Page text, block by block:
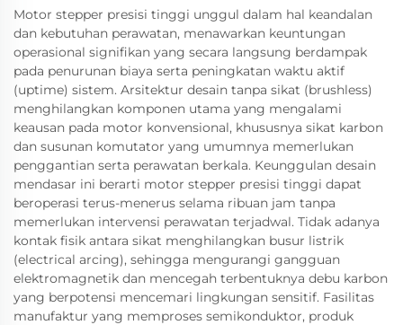
Motor stepper presisi tinggi unggul dalam hal keandalan
dan kebutuhan perawatan, menawarkan keuntungan
operasional signifikan yang secara langsung berdampak
pada penurunan biaya serta peningkatan waktu aktif
(uptime) sistem. Arsitektur desain tanpa sikat (brushless)
menghilangkan komponen utama yang mengalami
keausan pada motor konvensional, khususnya sikat karbon
dan susunan komutator yang umumnya memerlukan
penggantian serta perawatan berkala. Keunggulan desain
mendasar ini berarti motor stepper presisi tinggi dapat
beroperasi terus-menerus selama ribuan jam tanpa
memerlukan intervensi perawatan terjadwal. Tidak adanya
kontak fisik antara sikat menghilangkan busur listrik
(electrical arcing), sehingga mengurangi gangguan
elektromagnetik dan mencegah terbentuknya debu karbon
yang berpotensi mencemari lingkungan sensitif. Fasilitas
manufaktur yang memproses semikonduktor, produk